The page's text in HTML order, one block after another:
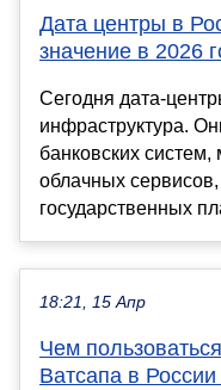
Дата центры в
значение в 2026
Сегодня дата-
инфраструктура.
банковских
облачных
государственных
18:21, 15 Апр
Чем
Ватсапа в